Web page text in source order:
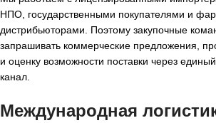
НПО, государственными покупателями и
дистрибьюторами. Поэтому закупочные
запрашивать коммерческие предложения,
и оценку возможности поставки через
канал.
Международная